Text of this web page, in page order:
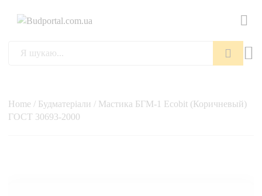
Home / Будматеріали / Мастика БГМ-1 Ecobit (Коричневый)
ГОСТ 30693-2000